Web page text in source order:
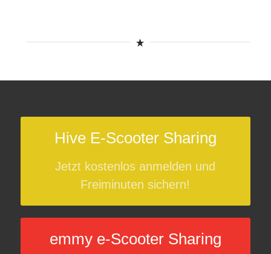
Hive E-Scooter Sharing
Jetzt kostenlos anmelden und
Freiminuten sichern!
emmy e-Scooter Sharing